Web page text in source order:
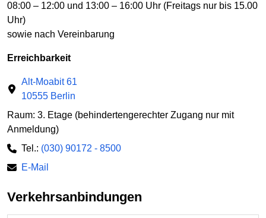
08:00 – 12:00 und 13:00 – 16:00 Uhr (Freitags nur bis 15.00
Uhr)
sowie nach Vereinbarung
Erreichbarkeit
Alt-Moabit 61
10555 Berlin
Raum: 3. Etage (behindertengerechter Zugang nur mit
Anmeldung)
Tel.: (030) 90172 - 8500
E-Mail
Verkehrsanbindungen